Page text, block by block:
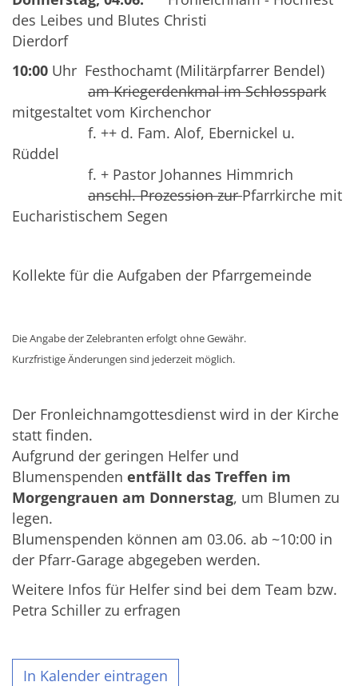
des Leibes und Blutes Christi
Dierdorf
10:00 Uhr Festhochamt (Militärpfarrer Bendel)
am Kriegerdenkmal im Schlosspark
mitgestaltet vom Kirchenchor
f. ++ d. Fam. Alof, Ebernickel u.
Rüddel
f. + Pastor Johannes Himmrich
anschl. Prozession zurPfarrkirche mit
Eucharistischem Segen
Kollekte für die Aufgaben der Pfarrgemeinde
Die Angabe der Zelebranten erfolgt ohne Gewähr.
Kurzfristige Änderungen sind jederzeit möglich.
Der Fronleichnamgottesdienst wird in der Kirche
statt finden.
Aufgrund der geringen Helfer und
Blumenspenden entfällt das Treffen im
Morgengrauen am Donnerstag, um Blumen zu
legen.
Blumenspenden können am 03.06. ab ~10:00 in
der Pfarr-Garage abgegeben werden.
Weitere Infos für Helfer sind bei dem Team bzw.
Petra Schiller zu erfragen
In Kalender eintragen